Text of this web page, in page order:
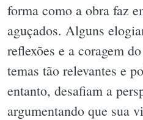
forma como a obra faz
aguçados. Alguns
reflexões e a coragem
temas tão relevantes e
entanto, desafiam a
argumentando que sua